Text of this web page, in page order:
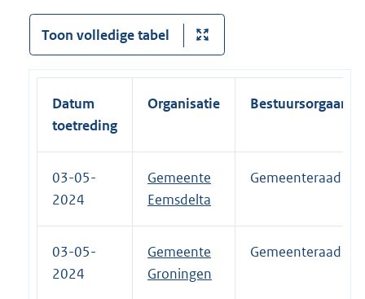
Toon volledige tabel
Datum
toetreding
Organisatie Bestuursorgaan
03-05-
2024
Gemeente
Eemsdelta
Gemeenteraad
03-05-
2024
Gemeente
Groningen
Gemeenteraad